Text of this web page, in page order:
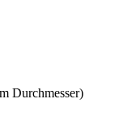
Durchmesser)